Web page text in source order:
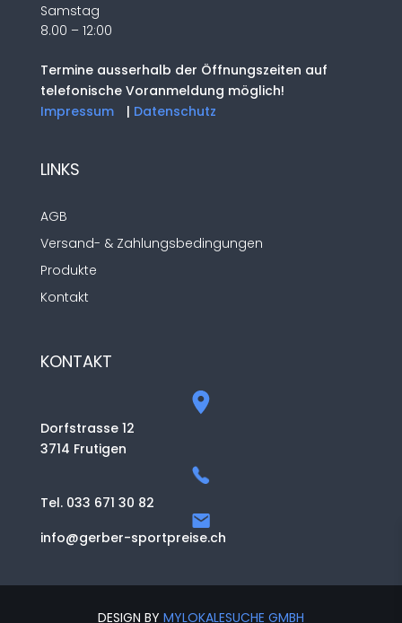
Samstag
8.00 – 12:00
Termine ausserhalb der Öffnungszeiten auf
telefonische Voranmeldung möglich!
Impressum
| Datenschutz
LINKS
AGB
Versand- & Zahlungsbedingungen
Produkte
Kontakt
KONTAKT
Dorfstrasse 12
3714 Frutigen
Tel. 033 671 30 82
info@gerber-sportpreise.ch
DESIGN BY MYLOKALESUCHE GMBH